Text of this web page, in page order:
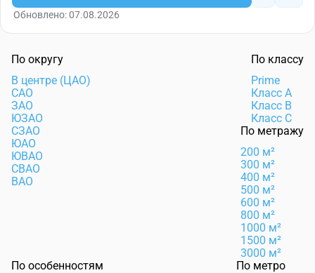
Обновлено: 07.08.2026
По округу
В центре (ЦАО)
САО
ЗАО
ЮЗАО
СЗАО
ЮАО
ЮВАО
СВАО
ВАО
По классу
Prime
Класс А
Класс B
Класс C
По метражу
200 м²
300 м²
400 м²
500 м²
600 м²
800 м²
1000 м²
1500 м²
3000 м²
По особенностям
По метро